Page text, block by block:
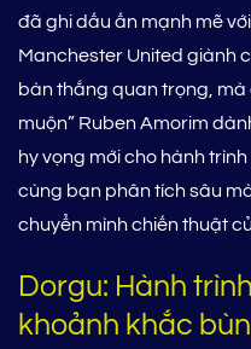
đã ghi dấu ấn mạnh mẽ
Manchester United giành
bàn thắng quan trọng, mà
muộn” Ruben Amorim
hy vọng mới cho hành
cùng bạn phân tích sâu
chuyển mình chiến thuật
Dorgu: Hành
khoảnh khắc